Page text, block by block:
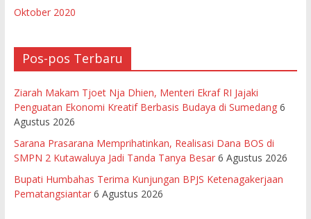
Oktober 2020
Pos-pos Terbaru
Ziarah Makam Tjoet Nja Dhien, Menteri Ekraf RI Jajaki
Penguatan Ekonomi Kreatif Berbasis Budaya di Sumedang 6
Agustus 2026
Sarana Prasarana Memprihatinkan, Realisasi Dana BOS di
SMPN 2 Kutawaluya Jadi Tanda Tanya Besar 6 Agustus 2026
Bupati Humbahas Terima Kunjungan BPJS Ketenagakerjaan
Pematangsiantar 6 Agustus 2026